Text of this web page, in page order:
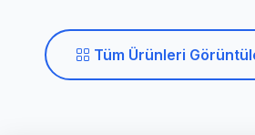
Tüm Ürünleri